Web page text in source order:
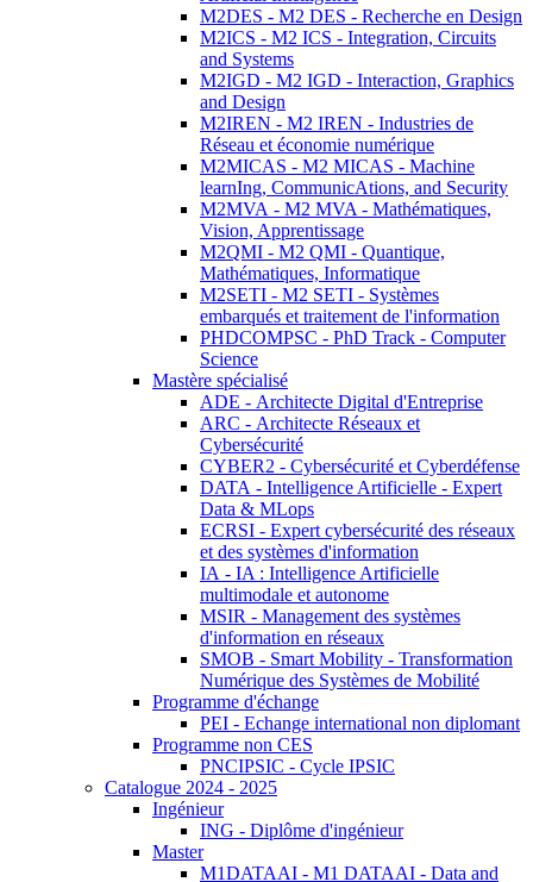
M2DES - M2 DES - Recherche en Design
M2ICS - M2 ICS - Integration, Circuits
and Systems
M2IGD - M2 IGD - Interaction, Graphics
and Design
M2IREN - M2 IREN - Industries de
Réseau et économie numérique
M2MICAS - M2 MICAS - Machine
learnIng, CommunicAtions, and Security
M2MVA - M2 MVA - Mathématiques,
Vision, Apprentissage
M2QMI - M2 QMI - Quantique,
Mathématiques, Informatique
M2SETI - M2 SETI - Systèmes
embarqués et traitement de l'information
PHDCOMPSC - PhD Track - Computer
Science
Mastère spécialisé
ADE - Architecte Digital d'Entreprise
ARC - Architecte Réseaux et
Cybersécurité
CYBER2 - Cybersécurité et Cyberdéfense
DATA - Intelligence Artificielle - Expert
Data & MLops
ECRSI - Expert cybersécurité des réseaux
et des systèmes d'information
IA - IA : Intelligence Artificielle
multimodale et autonome
MSIR - Management des systèmes
d'information en réseaux
SMOB - Smart Mobility - Transformation
Numérique des Systèmes de Mobilité
Programme d'échange
PEI - Echange international non diplomant
Programme non CES
PNCIPSIC - Cycle IPSIC
Catalogue 2024 - 2025
Ingénieur
ING - Diplôme d'ingénieur
Master
M1DATAAI - M1 DATAAI - Data and